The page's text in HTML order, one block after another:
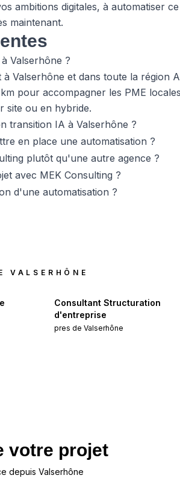
ambitions digitales, à automatiser
maintenant.
Valserhône ?
Valserhône et dans toute la région
pour accompagner les PME
site ou en hybride.
transition IA à Valserhône ?
en place une automatisation ?
plutôt qu'une autre agence ?
avec MEK Consulting ?
d'une automatisation ?
VALSERHÔNE
Consultant Structuration
d'entreprise
pres de Valserhône
votre projet
depuis Valserhône